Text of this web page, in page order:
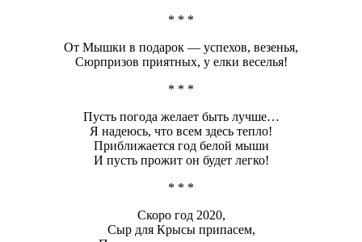
* * *
От Мышки в подарок — успехов, везенья,
Сюрпризов приятных, у елки веселья!
* * *
Пусть погода желает быть лучше…
Я надеюсь, что всем здесь тепло!
Приближается год белой мыши
И пусть прожит он будет легко!
* * *
Скоро год 2020,
Сыр для Крысы припасем,